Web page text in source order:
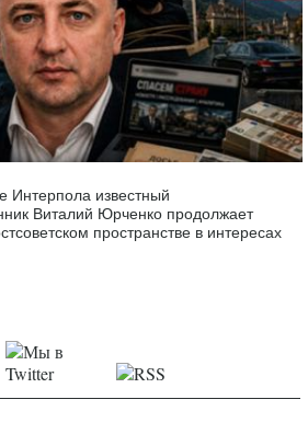
Интерпола известный
Виталий Юрченко продолжает
пространстве в интересах